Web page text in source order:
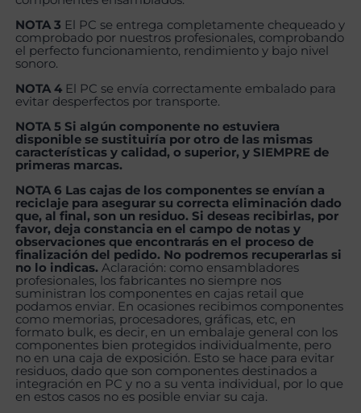
NOTA 3 El PC se entrega completamente chequeado y
comprobado por nuestros profesionales, comprobando
el perfecto funcionamiento, rendimiento y bajo nivel
sonoro.
NOTA 4 El PC se envía correctamente embalado para
evitar desperfectos por transporte.
NOTA 5 Si algún componente no estuviera
disponible se sustituiría por otro de las mismas
características y calidad, o superior, y SIEMPRE de
primeras marcas.
NOTA 6 Las cajas de los componentes se envían a
reciclaje para asegurar su correcta eliminación dado
que, al final, son un residuo. Si deseas recibirlas, por
favor, deja constancia en el campo de notas y
observaciones que encontrarás en el proceso de
finalización del pedido. No podremos recuperarlas si
no lo indicas. Aclaración: como ensambladores
profesionales, los fabricantes no siempre nos
suministran los componentes en cajas retail que
podamos enviar. En ocasiones recibimos componentes
como memorias, procesadores, gráficas, etc, en
formato bulk, es decir, en un embalaje general con los
componentes bien protegidos individualmente, pero
no en una caja de exposición. Esto se hace para evitar
residuos, dado que son componentes destinados a
integración en PC y no a su venta individual, por lo que
en estos casos no es posible enviar su caja.